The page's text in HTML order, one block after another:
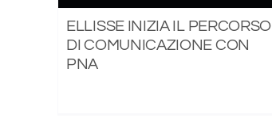
ELLISSE INIZIA IL PERCORSO
DI COMUNICAZIONE CON
PNA